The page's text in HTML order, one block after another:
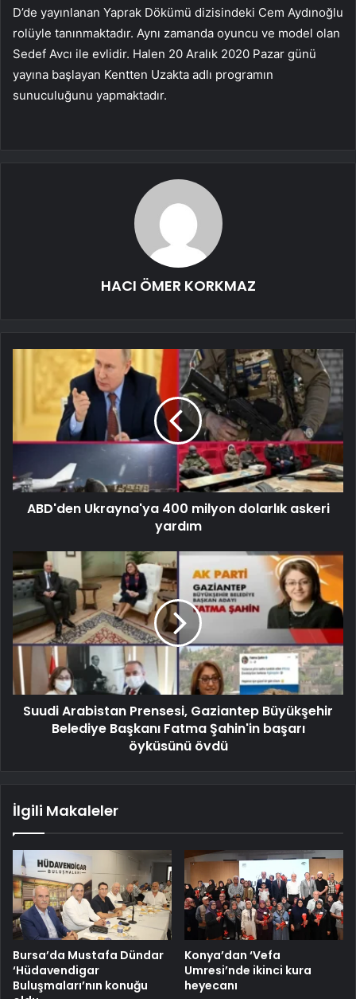
D’de yayınlanan Yaprak Dökümü dizisindeki Cem Aydınoğlu
rolüyle tanınmaktadır. Aynı zamanda oyuncu ve model olan
Sedef Avcı ile evlidir. Halen 20 Aralık 2020 Pazar günü
yayına başlayan Kentten Uzakta adlı programın
sunuculuğunu yapmaktadır.
HACI ÖMER KORKMAZ
ABD'den Ukrayna'ya 400 milyon dolarlık askeri
yardım
Suudi Arabistan Prensesi, Gaziantep Büyükşehir
Belediye Başkanı Fatma Şahin'in başarı
öyküsünü övdü
İlgili Makaleler
Bursa’da Mustafa Dündar
‘Hüdavendigar
Buluşmaları’nın konuğu
Konya’dan ‘Vefa
Umresi’nde ikinci kura
heyecanı